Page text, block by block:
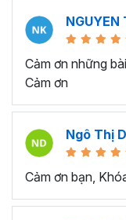
trong chương trình
công cụ và tính
quy trình làm việc
Nhờ vậy sẽ giúp
đáng kể.
Tăng cơ hội
thạo công cụ
và được đề cao
ONLINE NÀY?
NGUYEN
Cảm ơn những
Cảm ơn
Ngô Thị
Cảm ơn bạn,